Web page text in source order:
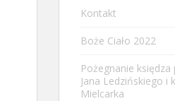
Kontakt
Boże Ciało 2022
Pożegnanie
Jana Ledzińskiego i
Mielcarka